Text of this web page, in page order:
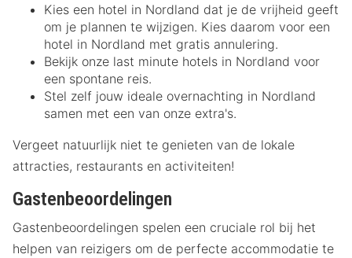
Kies een hotel in Nordland dat je de vrijheid geeft
om je plannen te wijzigen. Kies daarom voor een
hotel in Nordland met gratis annulering.
Bekijk onze last minute hotels in Nordland voor
een spontane reis.
Stel zelf jouw ideale overnachting in Nordland
samen met een van onze extra's.
Vergeet natuurlijk niet te genieten van de lokale
attracties, restaurants en activiteiten!
Gastenbeoordelingen
Gastenbeoordelingen spelen een cruciale rol bij het
helpen van reizigers om de perfecte accommodatie te